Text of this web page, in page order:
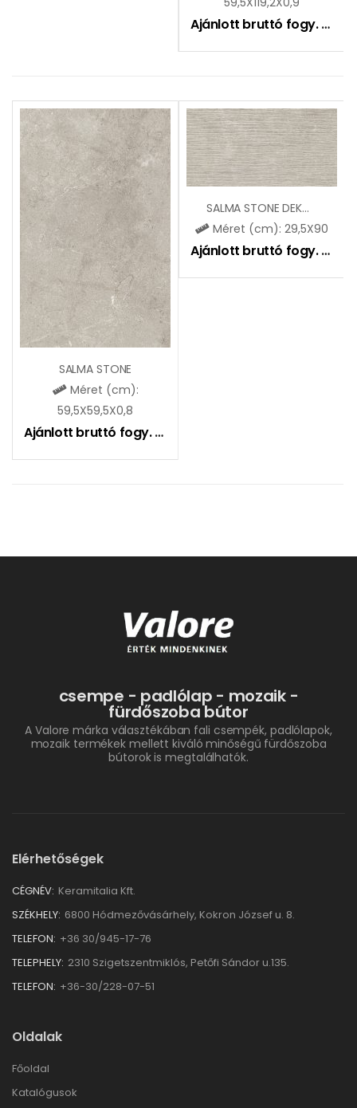
Ajánlott bruttó fogy. ár:
SALMA STONE
Méret (cm):
59,5X59,5X0,8
Ajánlott bruttó fogy. ár:
SALMA STONE DEKOR
Méret (cm): 29,5X90
Ajánlott bruttó fogy. ár:
csempe - padlólap - mozaik -
fürdőszoba bútor
A Valore márka választékában fali csempék, padlólapok,
mozaik termékek mellett kiváló minőségű fürdőszoba
bútorok is megtalálhatók.
Elérhetőségek
CÉGNÉV: Keramitalia Kft.
SZÉKHELY: 6800 Hódmezővásárhely, Kokron József u. 8.
TELEFON: +36 30/945-17-76
TELEPHELY: 2310 Szigetszentmiklós, Petőfi Sándor u.135.
TELEFON: +36-30/228-07-51
Oldalak
Főoldal
Katalógusok